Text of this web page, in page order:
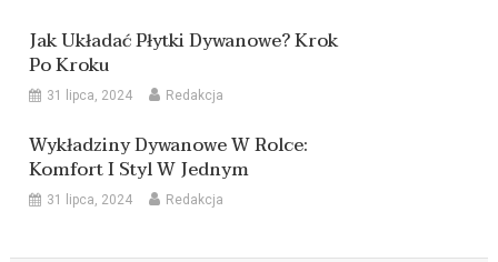
Jak Układać Płytki Dywanowe? Krok
Po Kroku
31 lipca, 2024 Redakcja
Wykładziny Dywanowe W Rolce:
Komfort I Styl W Jednym
31 lipca, 2024 Redakcja